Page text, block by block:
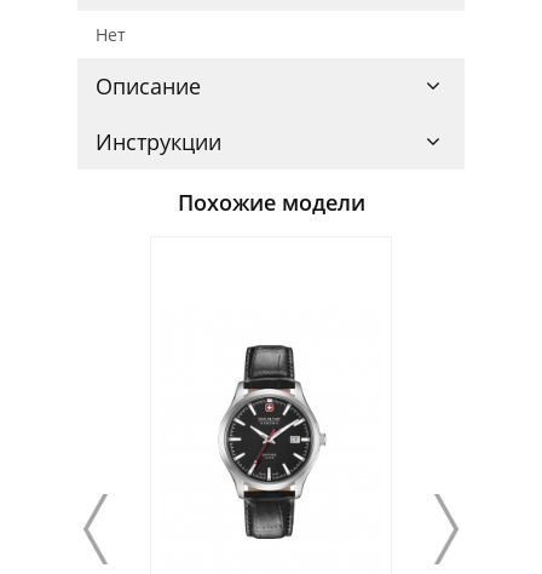
Нет
Описание
Инструкции
Похожие модели